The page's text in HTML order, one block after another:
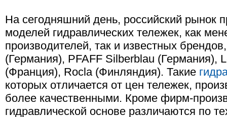
На сегодняшний день, российский рынок
моделей гидравлических тележек, как
производителей, так и известных
(Германия), PFAFF Silberblau (Германия),
(Франция), Rocla (Финляндия). Такие
которых отличается от цен тележек,
более качественными. Кроме фирм-
гидравлической основе различаются по